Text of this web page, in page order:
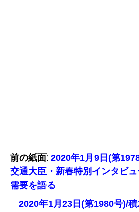
前の紙面: 2020年1月9日(第
交通大臣・新春特別インタビ
需要を語る
2020年1月23日(第1980号)/